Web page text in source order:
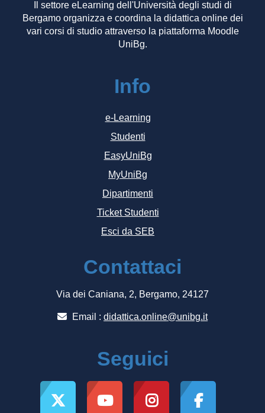
Il settore eLearning dell'Università degli studi di
Bergamo organizza e coordina la didattica online dei
vari corsi di studio attraverso la piattaforma Moodle
UniBg.
Info
e-Learning
Studenti
EasyUniBg
MyUniBg
Dipartimenti
Ticket Studenti
Esci da SEB
Contattaci
Via dei Caniana, 2, Bergamo, 24127
Email : didattica.online@unibg.it
Seguici